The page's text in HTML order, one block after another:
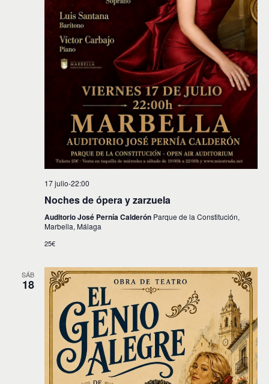
17 julio-22:00
Noches de ópera y zarzuela
Auditorio José Pernía Calderón Parque de la Constitución,
Marbella, Málaga
25€
SÁB
18